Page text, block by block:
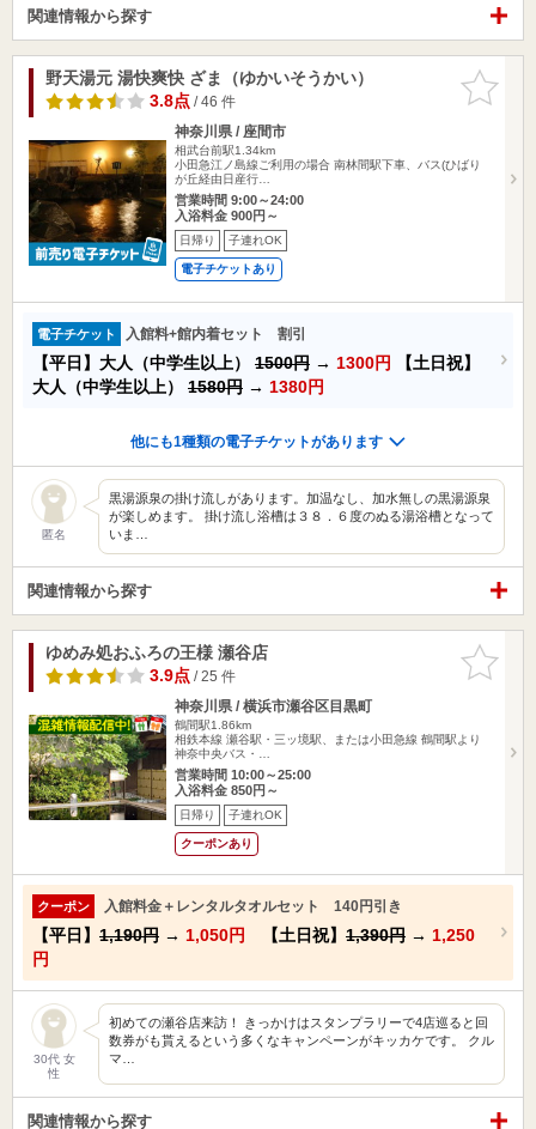
関連情報から探す
お気に入
りに追加
野天湯元 湯快爽快 ざま（ゆかいそうかい）
3.8点/ 46 件
神奈川県 / 座間市
相武台前駅1.34km
小田急江ノ島線ご利用の場合 南林間駅下車、バス(ひばり
が丘経由日産行…
営業時間 9:00～24:00
入浴料金 900円～
日帰り 子連れOK
電子チケットあり
電子チケット 入館料+館内着セット 割引
【平日】大人（中学生以上） 1500円 → 1300円
【土日祝】
大人（中学生以上） 1580円 → 1380円
他にも1種類の電子チケットがあります
匿名
黒湯源泉の掛け流しがあります。加温なし、加水無しの黒湯源泉
が楽しめます。 掛け流し浴槽は３８．６度のぬる湯浴槽となって
いま…
関連情報から探す
お気に入
りに追加
ゆめみ処おふろの王様 瀬谷店
3.9点/ 25 件
神奈川県 / 横浜市瀬谷区目黒町
鶴間駅1.86km
相鉄本線 瀬谷駅・三ッ境駅、または小田急線 鶴間駅より
神奈中央バス・…
営業時間 10:00～25:00
入浴料金 850円～
日帰り 子連れOK
クーポンあり
クーポン 入館料金＋レンタルタオルセット 140円引き
【平日】 1,190円 → 1,050円 【土日祝】 1,390円 → 1,250
円
30代 女
性
初めての瀬谷店来訪！ きっかけはスタンプラリーで4店巡ると回
数券がも貰えるという多くなキャンペーンがキッカケです。 クル
マ…
関連情報から探す